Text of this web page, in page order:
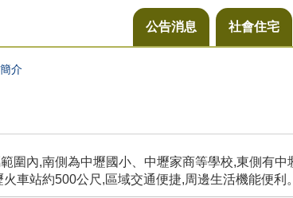
公告消息 社會住宅
介
圍內,南側為中壢國小、中壢家商等學校,東側有
車站約500公尺,區域交通便捷,周邊生活機能便利。